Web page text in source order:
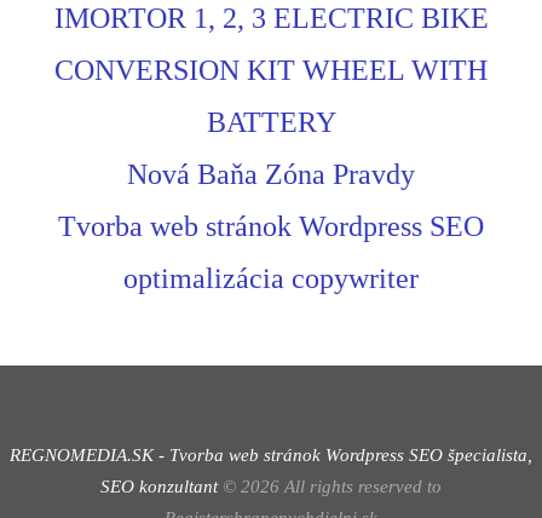
IMORTOR 1, 2, 3 ELECTRIC BIKE
CONVERSION KIT WHEEL WITH
BATTERY
Nová Baňa Zóna Pravdy
Tvorba web stránok Wordpress SEO
optimalizácia copywriter
REGNOMEDIA.SK - Tvorba web stránok Wordpress SEO špecialista,
SEO konzultant© 2026 All rights reserved to